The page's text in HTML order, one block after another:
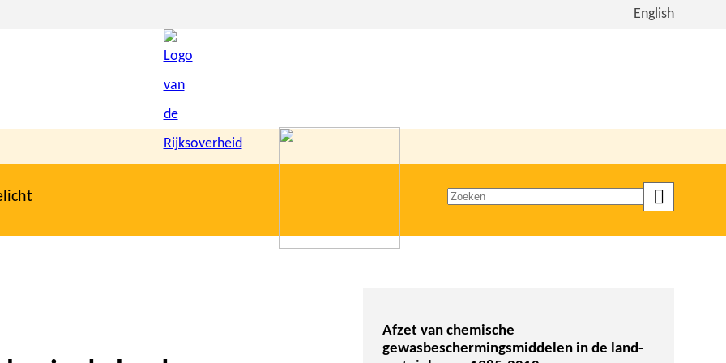
Bekijk
English
Zoeken
Afzet van chemische
gewasbeschermingsmiddelen in de land-